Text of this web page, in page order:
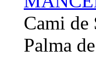
Cami de
Palma